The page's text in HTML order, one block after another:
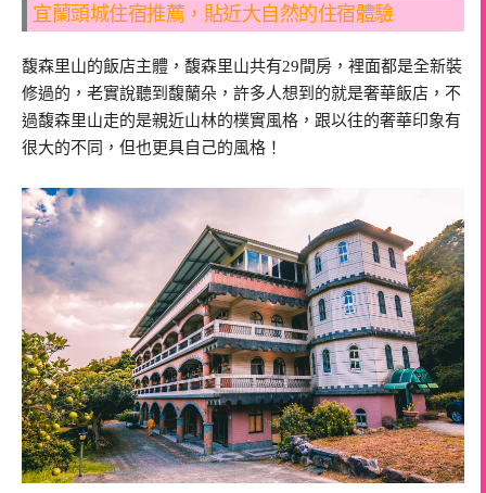
宜蘭頭城住宿推薦，貼近大自然的住宿體驗
馥森里山的飯店主體，馥森里山共有29間房，裡面都是全新裝
修過的，老實說聽到馥蘭朵，許多人想到的就是奢華飯店，不
過馥森里山走的是親近山林的樸實風格，跟以往的奢華印象有
很大的不同，但也更具自己的風格！